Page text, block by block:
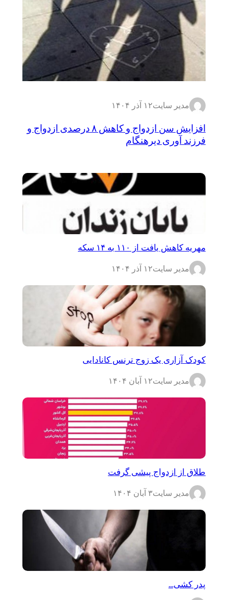
مدیر سایت۱۲ آذر ۱۴۰۴
افزایش سن ازدواج و کاهش ۸ درصدی ازدواج و
فرزند آوری دیرهنگام
مهریه کاهش یافت از ۱۱۰ به ۱۴ سکه
مدیر سایت۱۲ آذر ۱۴۰۴
کودک آزاری یک زوج ترنس کانادایی
مدیر سایت۱۲ آبان ۱۴۰۴
طلاق از ازدواج پیشی گرفت
مدیر سایت۳ آبان ۱۴۰۴
پدر کشی…